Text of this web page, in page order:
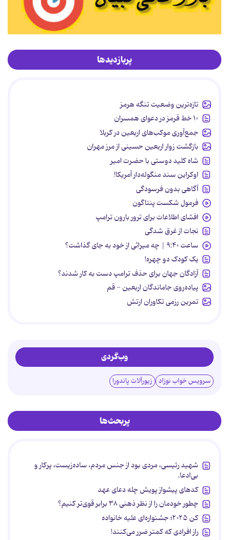
پربازدیدها
تازه‌ترین وضعیت تنگه هرمز
۱۰ خط قرمز در دعوای همسران
جمع‌آوری موکب‌های اربعین در کربلا
بازگشت زوار اربعین حسینی از مرز مهران
شاه کلید دوستی با حضرت امیر
اوکراین سند منگوله‌دار آمریکا!
آگاهی بدون فرسودگی
فرمول شکست پنتاگون
افشای اطلاعات برای ترور بارون ترامپ
نجات از غرق شدگی
ساعت ۹:۴۰ | چه میراثی از خود به جای گذاشت؟
یک کودک دو چهره!
آزادگان جهان برای حذف ترامپ دست به کار شدند؟
پیاده‌روی جاماندگان اربعین - قم
تمرین رزمی تکاوران ارتش
وب‌گردی
سرویس خواب نوزاد زیورآلات پاندورا
پربحث‌ها
شهید رئیسی، مردی بود از جنس مردم، ساده‌زیست، پرکار و
بی‌ادعا.
کدهای پیشواز پویش چله دعای عهد
چطور خودمان را از نظر ذهنی ۳۸ برابر قوی‌تر کنیم؟
کن ۲۰۲۵؛ جشنواره‌ای علیه خانواده
راز افرادی که کمتر ضرر می‌کنند!